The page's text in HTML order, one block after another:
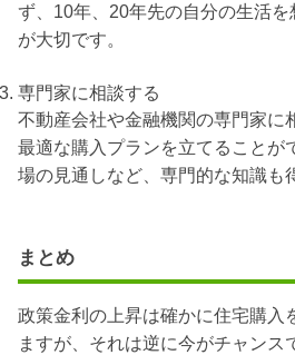
ず、10年、20年先の自分の生活を
が大切です。
専門家に相談する
不動産会社や金融機関の専門家に
最適な購入プランを立てることが
場の見通しなど、専門的な知識も
まとめ
政策金利の上昇は確かに住宅購入
ますが、それは逆に今がチャンス